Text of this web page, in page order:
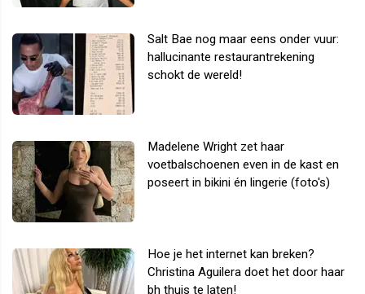
Salt Bae nog maar eens onder vuur:
hallucinante restaurantrekening
schokt de wereld!
Madelene Wright zet haar
voetbalschoenen even in de kast en
poseert in bikini én lingerie (foto's)
Hoe je het internet kan breken?
Christina Aguilera doet het door haar
bh thuis te laten!